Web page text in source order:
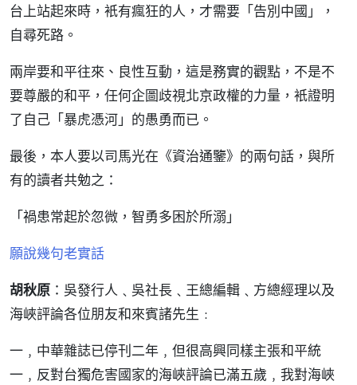
台上站起來時，衹有瘋狂的人，才需要「告別中國」，
自尋死路。
兩岸要和平往來、良性互動，這是務實的觀點，不是不
要尊嚴的和平，任何企圖歧視北京政權的力量，衹證明
了自己「暴虎憑河」的愚勇而已。
最後，本人要以司馬光在《資治通鑒》的兩句話，與所
有的讀者共勉之：
「禍患常起於忽微，智勇多困於所溺」
願說幾句老實話
胡秋原 ：吳發行人﹑吳社長﹑王總編輯﹑方總經理以及
海峽評論各位朋友和來賓諸先生﹕
一﹐中華雜誌已停刊二年﹐但很高興同樣主張和平統
一﹐反對台獨危害國家的海峽評論已滿五歲﹐我對海峽